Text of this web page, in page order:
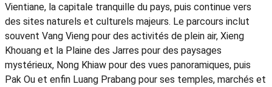
Vientiane, la capitale tranquille du pays, puis continue vers
des sites naturels et culturels majeurs. Le parcours inclut
souvent Vang Vieng pour des activités de plein air, Xieng
Khouang et la Plaine des Jarres pour des paysages
mystérieux, Nong Khiaw pour des vues panoramiques, puis
Pak Ou et enfin Luang Prabang pour ses temples, marchés et